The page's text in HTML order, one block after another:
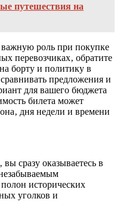
путешествия на
роль при покупке
перевозчиках‚ обратите
борту и политику в
предложения и
для вашего бюджета
билета может
дня недели и времени
сразу оказываетесь в
исторических
уголков и